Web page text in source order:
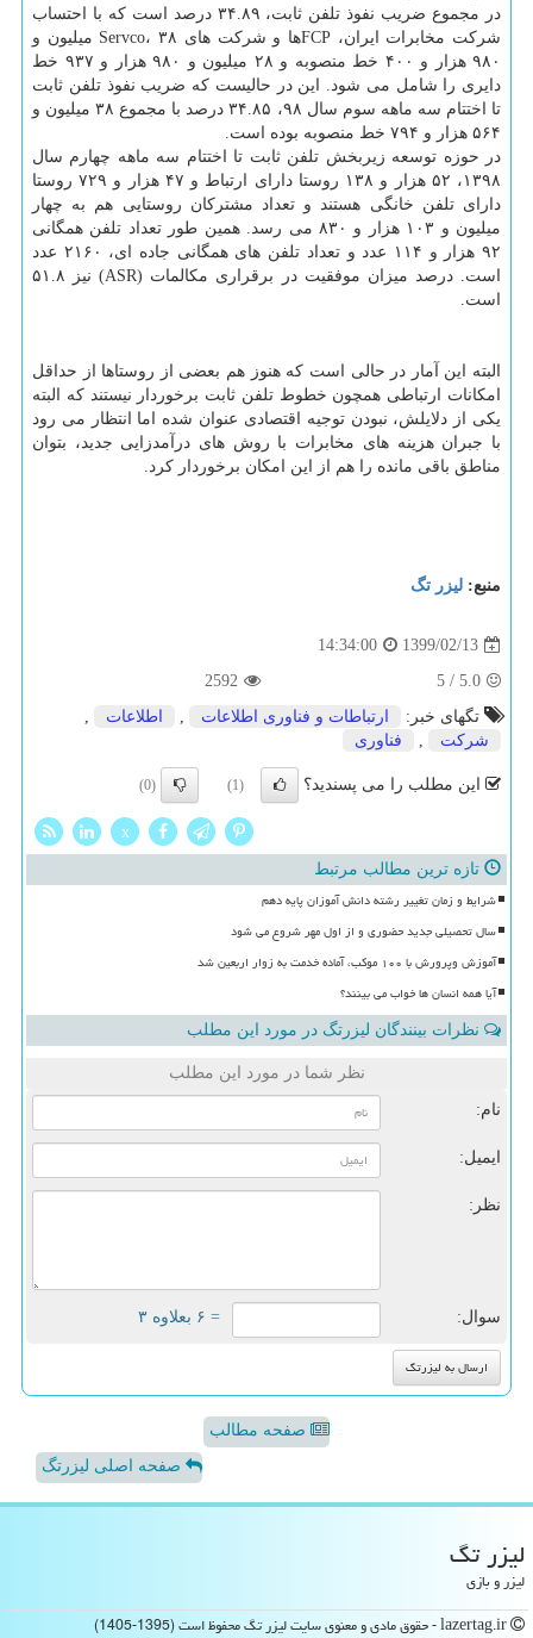
در مجموع ضریب نفوذ تلفن ثابت، ۳۴.۸۹ درصد است که با احتساب
شرکت مخابرات ایران، FCPها و شرکت های Servco، ۳۸ میلیون و
۹۸۰ هزار و ۴۰۰ خط منصوبه و ۲۸ میلیون و ۹۸۰ هزار و ۹۳۷ خط
دایری را شامل می شود. این در حالیست که ضریب نفوذ تلفن ثابت
تا اختتام سه ماهه سوم سال ۹۸، ۳۴.۸۵ درصد با مجموع ۳۸ میلیون و
۵۶۴ هزار و ۷۹۴ خط منصوبه بوده است.
در حوزه توسعه زیربخش تلفن ثابت تا اختتام سه ماهه چهارم سال
۱۳۹۸، ۵۲ هزار و ۱۳۸ روستا دارای ارتباط و ۴۷ هزار و ۷۲۹ روستا
دارای تلفن خانگی هستند و تعداد مشترکان روستایی هم به چهار
میلیون و ۱۰۳ هزار و ۸۳۰ می رسد. همین طور تعداد تلفن همگانی
۹۲ هزار و ۱۱۴ عدد و تعداد تلفن های همگانی جاده ای، ۲۱۶۰ عدد
است. درصد میزان موفقیت در برقراری مکالمات (ASR) نیز ۵۱.۸
است.
البته این آمار در حالی است که هنوز هم بعضی از روستاها از حداقل
امکانات ارتباطی همچون خطوط تلفن ثابت برخوردار نیستند که البته
یکی از دلایلش، نبودن توجیه اقتصادی عنوان شده اما انتظار می رود
با جبران هزینه های مخابرات با روش های درآمدزایی جدید، بتوان
مناطق باقی مانده را هم از این امکان برخوردار کرد.
منبع: لیزر تگ
1399/02/13
14:34:00
5.0
/
5
2592
تگهای خبر:
ارتباطات و فناوری اطلاعات , اطلاعات
,
شركت
, فناوری
این مطلب را می پسندید؟ (1)
(0)
x
تازه ترین مطالب مرتبط
شرایط و زمان تغییر رشته دانش آموزان پایه دهم
سال تحصیلی جدید حضوری و از اول مهر شروع می شود
آموزش وپرورش با ۱۰۰ موکب، آماده خدمت به زوار اربعین شد
آیا همه انسان ها خواب می بینند؟
نظرات بینندگان لیزرتگ در مورد این مطلب
نظر شما در مورد این مطلب
نام:
ایمیل:
نظر:
سوال: = ۶ بعلاوه ۳
صفحه مطالب
صفحه اصلی لیزرتگ
لیزر تگ
لیزر و بازی